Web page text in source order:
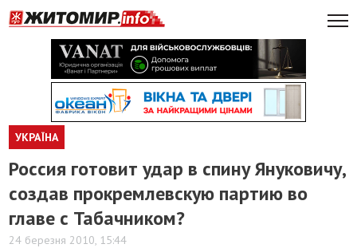
УКРАЇНА
Россия готовит удар в спину Януковичу,
создав прокремлевскую партию во
главе с Табачником?
24 березня 2010, 15:44